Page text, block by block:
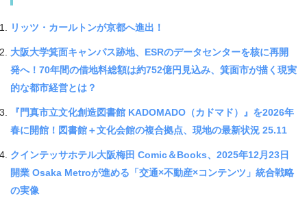
リッツ・カールトンが京都へ進出！
大阪大学箕面キャンパス跡地、ESRのデータセンターを核に再開
発へ！70年間の借地料総額は約752億円見込み、箕面市が描く現実
的な都市経営とは？
『門真市立文化創造図書館 KADOMADO（カドマド）』を2026年
春に開館！図書館＋文化会館の複合拠点、現地の最新状況 25.11
クインテッサホテル大阪梅田 Comic＆Books、2025年12月23日
開業 Osaka Metroが進める「交通×不動産×コンテンツ」統合戦略
の実像